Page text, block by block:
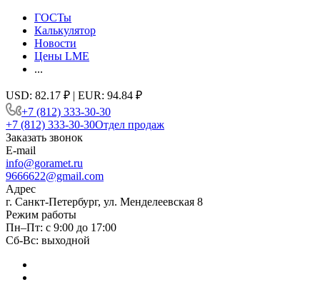
ГОСТы
Калькулятор
Новости
Цены LME
...
USD: 82.17 ₽ | EUR: 94.84 ₽
+7 (812) 333-30-30
+7 (812) 333-30-30Отдел продаж
Заказать звонок
E-mail
info@goramet.ru
9666622@gmail.com
Адрес
г. Санкт-Петербург, ул. Менделеевская 8
Режим работы
Пн–Пт: с 9:00 до 17:00
Сб-Вс: выходной